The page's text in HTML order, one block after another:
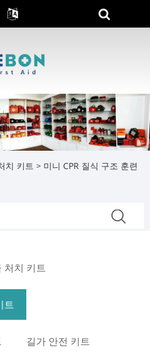
치 키트 > 미니 CPR 질식 구조 훈련
처치 키트
트
길가 안전 키트